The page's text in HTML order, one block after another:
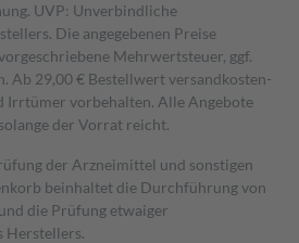
UVP: Unverbindliche
Die angegebenen Preise
Mehrwertsteuer, ggf.
Ab 29,00 € Bestell­wert versand­kosten­
Irrtümer vorbehalten. Alle Angebote
der Vorrat reicht.
der Arzneimittel und sonstigen
beinhaltet die Durchführung von
die Prüfung etwaiger
Herstellers.